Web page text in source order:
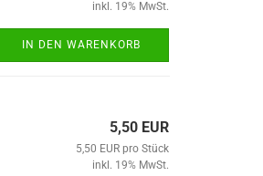
inkl. 19% MwSt.
IN DEN WARENKORB
5,50 EUR
5,50 EUR pro Stück
inkl. 19% MwSt.